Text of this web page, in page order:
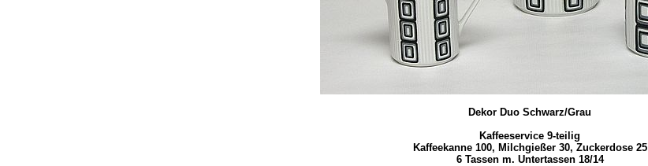
Dekor Duo Schwarz/Grau
Kaffeeservice 9-teilig
Kaffeekanne 100, Milchgießer 30, Zuckerdose 25
6 Tassen m. Untertassen 18/14